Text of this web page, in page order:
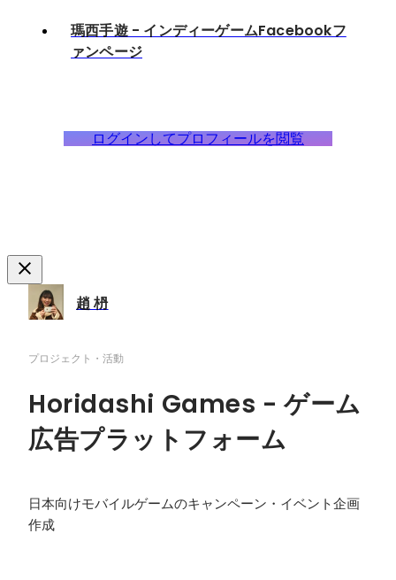
瑪西手遊 - インディーゲームFacebookフ
ァンページ
ログインしてプロフィールを閲覧
趙 枬
プロジェクト・活動
Horidashi Games - ゲーム
広告プラットフォーム
日本向けモバイルゲームのキャンペーン・イベント企画
作成